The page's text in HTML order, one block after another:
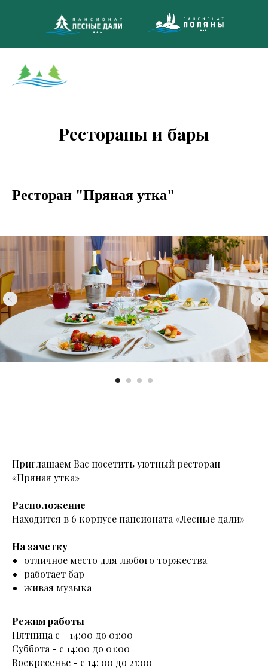
Рестораны и бары
Ресторан "Пряная утка"
Приглашаем Вас посетить уютный ресторан
«Пряная утка»
Расположение
Находится в 6 корпусе пансионата «Лесные дали»
На заметку
отличное место для любого торжества
работает бар
живая музыка
Режим работы
Пятница с - 14:00 до 01:00
Суббота - с 14:00 до 01:00
Воскресенье - с 14: 00 до 21:00